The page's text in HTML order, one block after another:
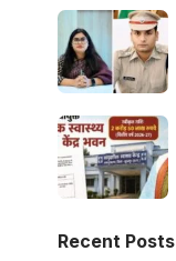
Recent Posts